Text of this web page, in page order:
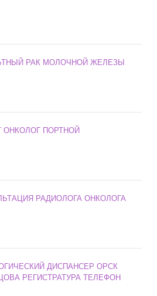
РАК МОЛОЧНОЙ ЖЕЛЕЗЫ
ОНКОЛОГ ПОРТНОЙ
РАДИОЛОГА ОНКОЛОГА
ДИСПАНСЕР ОРСК
РЕГИСТРАТУРА ТЕЛЕФОН